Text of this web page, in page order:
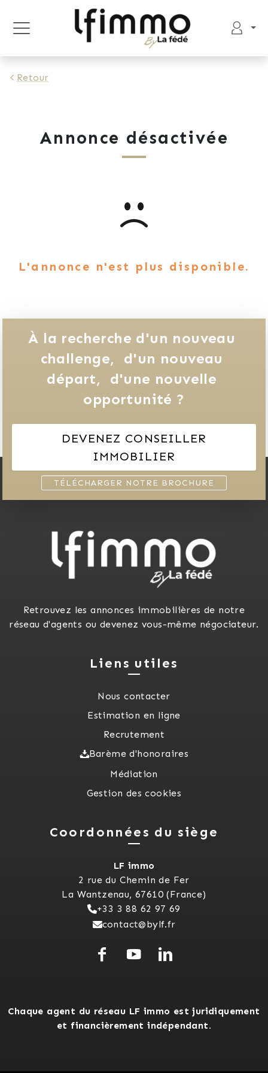
Retour
Annonce désactivée
L'annonce n'est plus disponible.
À la recherche d'un nouveau
challenge,
d'un nouveau
départ,
d'une nouvelle
opportunité ?
DEVENEZ CONSEILLER
IMMOBILIER
TÉLÉCHARGER NOTRE BROCHURE
Retrouvez les annonces immobilières de notre
réseau d'agents ou devenez vous-même négociateur.
Liens utiles
Nous contacter
Estimation en ligne
Recrutement
Barème d'honoraires
Médiation
Gestion des cookies
Coordonnées du siège
LF immo
2 rue du Chemin de Fer
La Wantzenau, 67610 (France)
+33 3 88 62 97 69
contact@bylf.fr
Chaque agent du réseau LF immo est juridiquement
et financièrement indépendant.